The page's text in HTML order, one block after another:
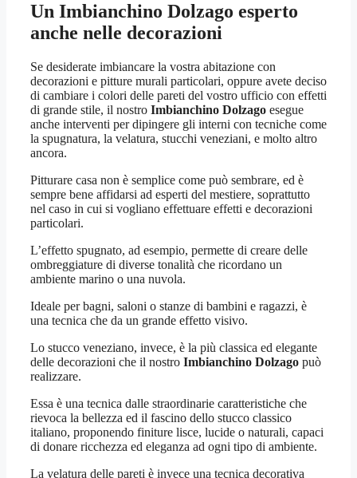
Un Imbianchino Dolzago esperto
anche nelle decorazioni
Se desiderate imbiancare la vostra abitazione con
decorazioni e pitture murali particolari, oppure avete deciso
di cambiare i colori delle pareti del vostro ufficio con effetti
di grande stile, il nostro Imbianchino Dolzago esegue
anche interventi per dipingere gli interni con tecniche come
la spugnatura, la velatura, stucchi veneziani, e molto altro
ancora.
Pitturare casa non è semplice come può sembrare, ed è
sempre bene affidarsi ad esperti del mestiere, soprattutto
nel caso in cui si vogliano effettuare effetti e decorazioni
particolari.
L’effetto spugnato, ad esempio, permette di creare delle
ombreggiature di diverse tonalità che ricordano un
ambiente marino o una nuvola.
Ideale per bagni, saloni o stanze di bambini e ragazzi, è
una tecnica che da un grande effetto visivo.
Lo stucco veneziano, invece, è la più classica ed elegante
delle decorazioni che il nostro Imbianchino Dolzago può
realizzare.
Essa è una tecnica dalle straordinarie caratteristiche che
rievoca la bellezza ed il fascino dello stucco classico
italiano, proponendo finiture lisce, lucide o naturali, capaci
di donare ricchezza ed eleganza ad ogni tipo di ambiente.
La velatura delle pareti è invece una tecnica decorativa